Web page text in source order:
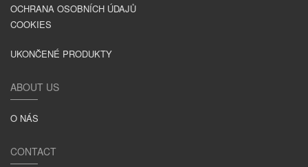
OCHRANA OSOBNÍCH ÚDAJŮ
COOKIES
UKONČENÉ PRODUKTY
ABOUT US
O NÁS
CONTACT